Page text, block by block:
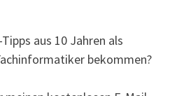
aus 10 Jahren als
bekommen?